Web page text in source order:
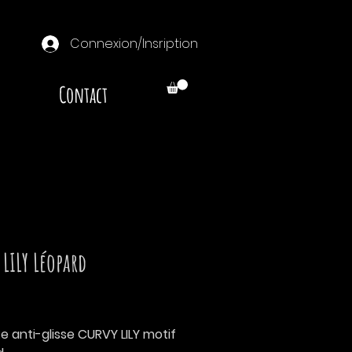
Connexion/Insription
Contact
LILY Léopard
anti-glisse CURVY LILY motif